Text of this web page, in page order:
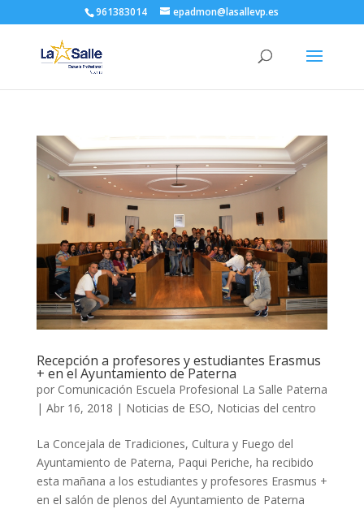
961383014 epadmon@lasallevp.es
Recepción a profesores y estudiantes Erasmus
+ en el Ayuntamiento de Paterna
por Comunicación Escuela Profesional La Salle Paterna
| Abr 16, 2018 | Noticias de ESO, Noticias del centro
La Concejala de Tradiciones, Cultura y Fuego del
Ayuntamiento de Paterna, Paqui Periche, ha recibido
esta mañana a los estudiantes y profesores Erasmus +
en el salón de plenos del Ayuntamiento de Paterna